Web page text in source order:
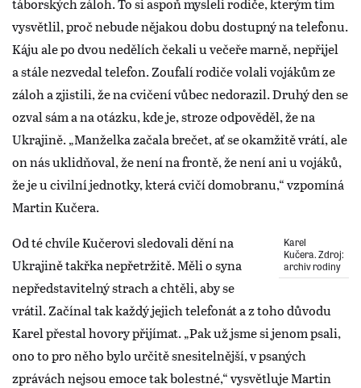
vysvětlil, proč nebude nějakou dobu dostupný na telefonu.
Káju ale po dvou nedělích čekali u večeře marně, nepřijel
a stále nezvedal telefon. Zoufalí rodiče volali vojákům ze
záloh a zjistili, že na cvičení vůbec nedorazil. Druhý den se
ozval sám a na otázku, kde je, stroze odpověděl, že na
Ukrajině. „Manželka začala brečet, ať se okamžitě vrátí, ale
on nás uklidňoval, že není na frontě, že není ani u vojáků,
že je u civilní jednotky, která cvičí domobranu,“ vzpomíná
Martin Kučera.
Karel
Kučera. Zdroj:
archiv rodiny
Od té chvíle Kučerovi sledovali dění na
Ukrajině takřka nepřetržitě. Měli o syna
nepředstavitelný strach a chtěli, aby se
vrátil. Začínal tak každý jejich telefonát a z toho důvodu
Karel přestal hovory přijímat. „Pak už jsme si jenom psali,
ono to pro něho bylo určitě snesitelnější, v psaných
zprávách nejsou emoce tak bolestné,“ vysvětluje Martin